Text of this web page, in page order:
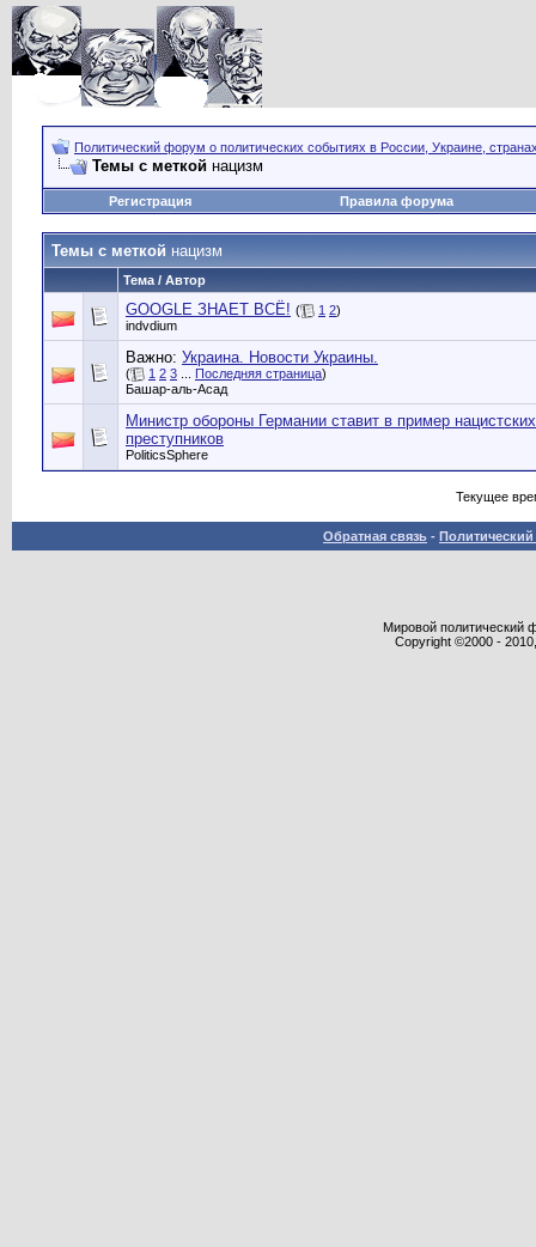
Политический форум о политических событиях в России, Украине,
Темы с меткой нацизм
Регистрация Правила форума
Темы с меткой нацизм
Тема / Автор
GOOGLE ЗНАЕТ ВСЁ! ( 1 2)
indvdium
Важно: Украина. Новости Украины.
( 1 2 3 Последняя страница)
Башар-аль-Асад
Министр обороны Германии ставит в пример нацистских
преступников
PoliticsSphere
Текущее
Обратная связь -
Мировой политический
Copyright ©2000 -